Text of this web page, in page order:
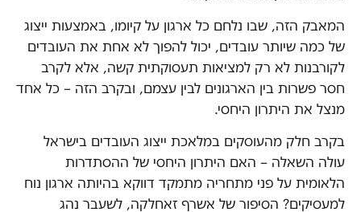
המאבק הזה, שבו נלחם כל ארגון על קיומו, באמצעות ייצוג
של כמה שיותר עובדים, יכול להפוך לא אחת את העובדים
לקורבנות לא רק למציאות תעסוקתית קשה, אלא לקרב
חסר פשרות בין הארגונים לבין עצמם, ובקרב הזה – כל אחד
מנצל את היתרון היחסי.
בקרב חלק מהעוסקים במלאכת ייצוג העובדים בישראל
עולה השאלה – האם היתרון היחסי של ההסתדרות
הלאומית על פני מתחריה מתמקד דווקא בהיותה ארגון נוח
למעסיקים? הסיפור של אשרף זאחלקה, לשעבר נהג